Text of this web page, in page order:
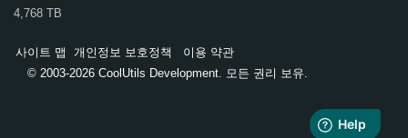
4,768 TB
사이트 맵 개인정보 보호정책
이용 약관
© 2003-2026 CoolUtils Development. 모든 권리 보유.